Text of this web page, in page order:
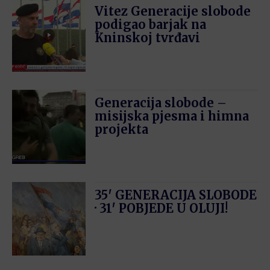
Vitez Generacije slobode
podigao barjak na
Kninskoj tvrđavi
Generacija slobode –
misijska pjesma i himna
projekta
35′ GENERACIJA SLOBODE
· 31′ POBJEDE U OLUJI!